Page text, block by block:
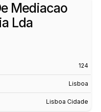
Mediacao
Lda
124
Lisboa
Lisboa Cidade